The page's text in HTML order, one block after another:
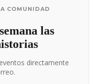
COMUNIDAD
las
directamente